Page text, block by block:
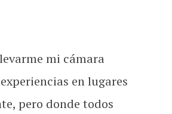
mi cámara
en lugares
pero donde todos